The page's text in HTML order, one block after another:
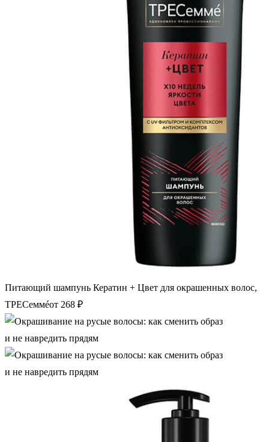
Питающий шампунь Кератин + Цвет для окрашенных волос,
ТРЕСеммéот 268 ₽